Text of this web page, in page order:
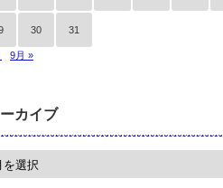
30 31
9月 »
カイブ